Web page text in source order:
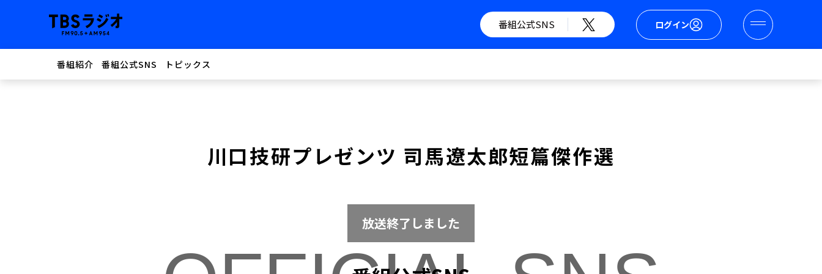
番組公式SNS ログイン
番組紹介 番組公式SNS トピックス
川口技研プレゼンツ 司馬遼太郎短篇傑作選
放送終了しました